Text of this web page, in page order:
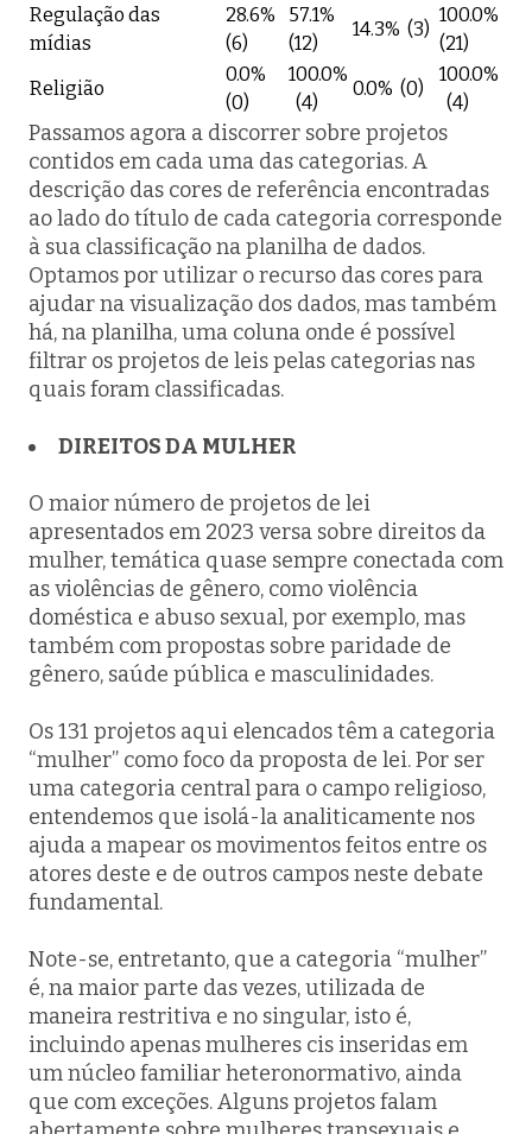
Regulação das
mídias
28.6%
(6)
57.1%
(12)
14.3% (3)
100.0%
(21)
Religião
0.0%
(0)
100.0%
(4)
0.0% (0)
100.0%
(4)
Passamos agora a discorrer sobre projetos
contidos em cada uma das categorias. A
descrição das cores de referência encontradas
ao lado do título de cada categoria corresponde
à sua classificação na planilha de dados.
Optamos por utilizar o recurso das cores para
ajudar na visualização dos dados, mas também
há, na planilha, uma coluna onde é possível
filtrar os projetos de leis pelas categorias nas
quais foram classificadas.
DIREITOS DA MULHER
O maior número de projetos de lei
apresentados em 2023 versa sobre direitos da
mulher, temática quase sempre conectada com
as violências de gênero, como violência
doméstica e abuso sexual, por exemplo, mas
também com propostas sobre paridade de
gênero, saúde pública e masculinidades.
Os 131 projetos aqui elencados têm a categoria
“mulher” como foco da proposta de lei. Por ser
uma categoria central para o campo religioso,
entendemos que isolá-la analiticamente nos
ajuda a mapear os movimentos feitos entre os
atores deste e de outros campos neste debate
fundamental.
Note-se, entretanto, que a categoria “mulher”
é, na maior parte das vezes, utilizada de
maneira restritiva e no singular, isto é,
incluindo apenas mulheres cis inseridas em
um núcleo familiar heteronormativo, ainda
que com exceções. Alguns projetos falam